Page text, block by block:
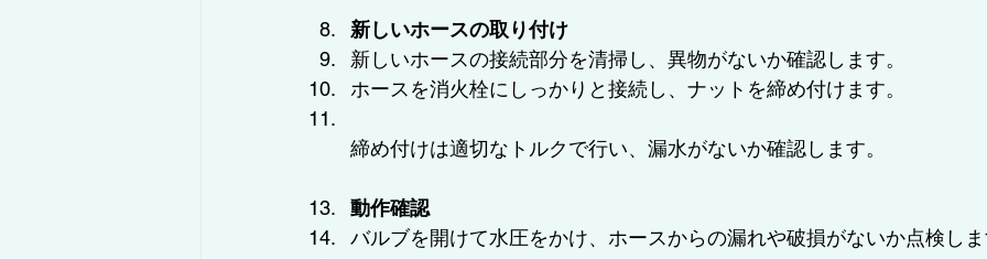
新しいホースの取り付け
新しいホースの接続部分を清掃し、異物がないか確認します。
ホースを消火栓にしっかりと接続し、ナットを締め付けます。
締め付けは適切なトルクで行い、漏水がないか確認します。
動作確認
バルブを開けて水圧をかけ、ホースからの漏れや破損がないか点検し